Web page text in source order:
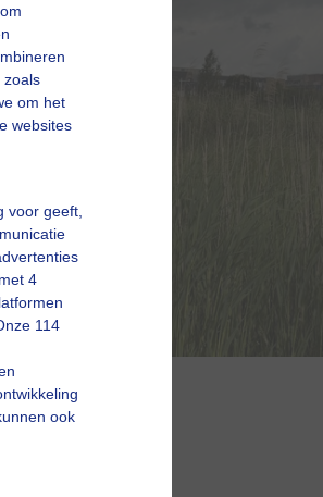
zoals
om het
websites
voor geeft,
4
114
ook